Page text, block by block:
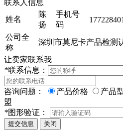
联系人信息
姓名
陈
扬
手机号
码
公司全
称
深圳市莫尼卡产品检测
让卖家联系我
*联系信息：
咨询问题： 产品价格 产品
盟
*图形验证：